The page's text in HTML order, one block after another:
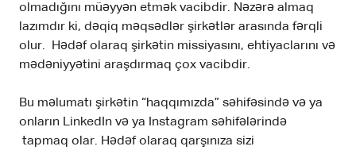
olmadığını müəyyən etmək vacibdir. Nəzərə almaq
lazımdır ki, dəqiq məqsədlər şirkətlər arasında fərqli
olur. Hədəf olaraq şirkətin missiyasını, ehtiyaclarını və
mədəniyyətini araşdırmaq çox vacibdir.
Bu məlumatı şirkətin “haqqımızda” səhifəsində və ya
onların LinkedIn və ya Instagram səhifələrində
tapmaq olar. Hədəf olaraq qarşınıza sizi